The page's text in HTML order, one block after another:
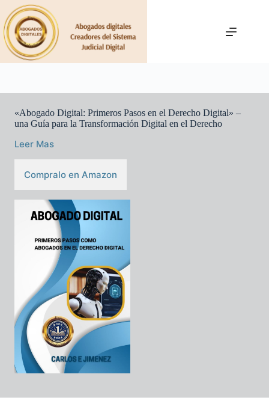
Saltar
contenido
«Abogado Digital: Primeros Pasos en el Derecho Digital» –
una Guía para la Transformación Digital en el Derecho
Leer Mas
Compralo en Amazon